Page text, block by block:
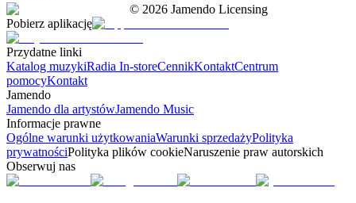
© 2026 Jamendo Licensing
Pobierz aplikację
Przydatne linki
Katalog muzykiRadia In-storeCennikKontaktCentrum
pomocyKontakt
Jamendo
Jamendo dla artystówJamendo Music
Informacje prawne
Ogólne warunki użytkowaniaWarunki sprzedażyPolityka
prywatnościPolityka plików cookieNaruszenie praw autorskich
Obserwuj nas